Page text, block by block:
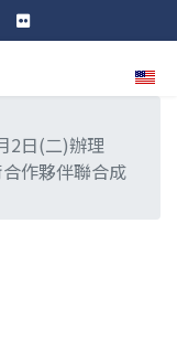
選擇
2日(二)辦理
作夥伴聯合成